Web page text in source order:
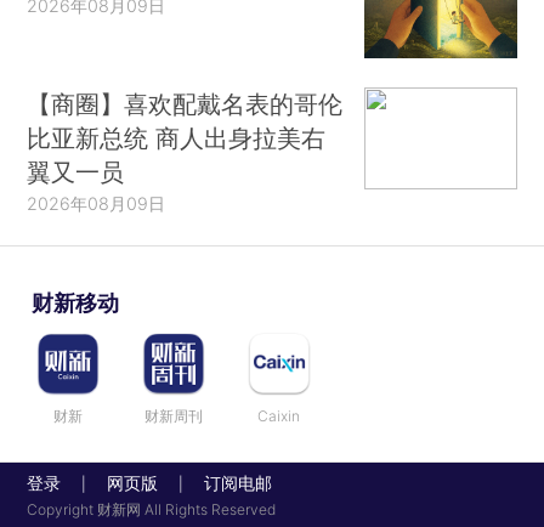
2026年08月09日
【商圈】喜欢配戴名表的哥伦
比亚新总统 商人出身拉美右
翼又一员
2026年08月09日
财新移动
财新 财新周刊 Caixin
登录 网页版 订阅电邮
Copyright 财新网 All Rights Reserved